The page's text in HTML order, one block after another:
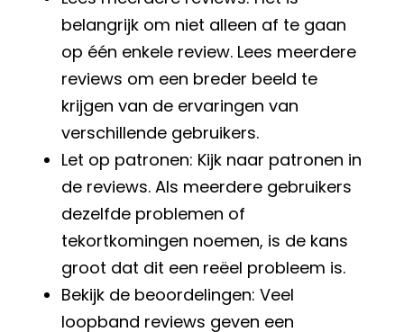
belangrijk om niet alleen af te gaan
op één enkele review. Lees meerdere
reviews om een breder beeld te
krijgen van de ervaringen van
verschillende gebruikers.
Let op patronen: Kijk naar patronen in
de reviews. Als meerdere gebruikers
dezelfde problemen of
tekortkomingen noemen, is de kans
groot dat dit een reëel probleem is.
Bekijk de beoordelingen: Veel
loopband reviews geven een